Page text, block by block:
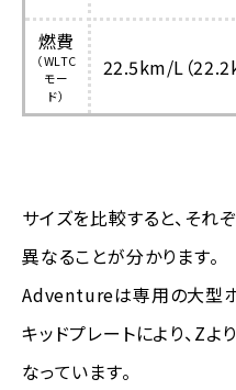
燃費
（WLTC
モー
ド）
22.5km/L（
サイズを比較すると、それ
異なることが分かります。
Adventureは専用の大型
キッドプレートにより、Z
なっています。